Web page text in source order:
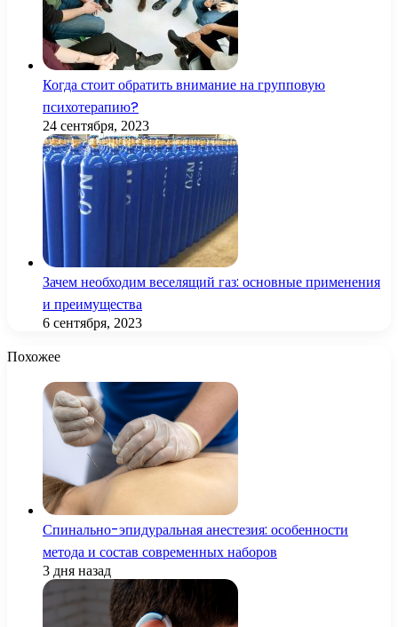
Когда стоит обратить внимание на групповую
психотерапию?
24 сентября, 2023
Зачем необходим веселящий газ: основные применения
и преимущества
6 сентября, 2023
Похожее
Спинально-эпидуральная анестезия: особенности
метода и состав современных наборов
3 дня назад